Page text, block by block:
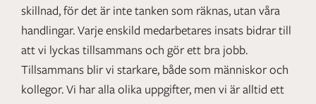
skillnad, för det är inte tanken som räknas, utan våra
handlingar. Varje enskild medarbetares insats bidrar till
att vi lyckas tillsammans och gör ett bra jobb.
Tillsammans blir vi starkare, både som människor och
kollegor. Vi har alla olika uppgifter, men vi är alltid ett